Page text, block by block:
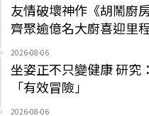
友情破壞神作《胡鬧廚
齊聚逾億名大廚喜迎里
2026-08-06
坐姿正不只變健康 研究
「有效冒險」
2026-08-06